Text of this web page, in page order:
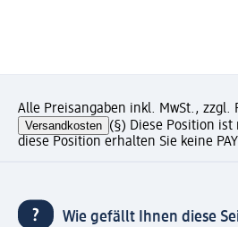
Alle Preisangaben inkl. MwSt., zzgl.
Versandkosten (§) Diese Position
diese Position erhalten Sie keine
Wie gefällt Ihnen diese